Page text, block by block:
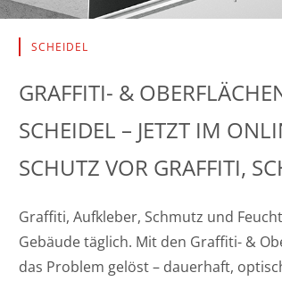
SCHEIDEL
GRAFFITI- &
SCHEIDEL – JETZT IM
SCHUTZ VOR GRAFFITI,
Graffiti, Aufkleber, Schmutz und
Gebäude täglich. Mit den Graffiti- &
das Problem gelöst – dauerhaft,